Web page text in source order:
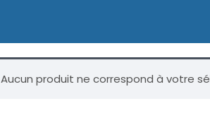
Aucun produit ne correspond à votre